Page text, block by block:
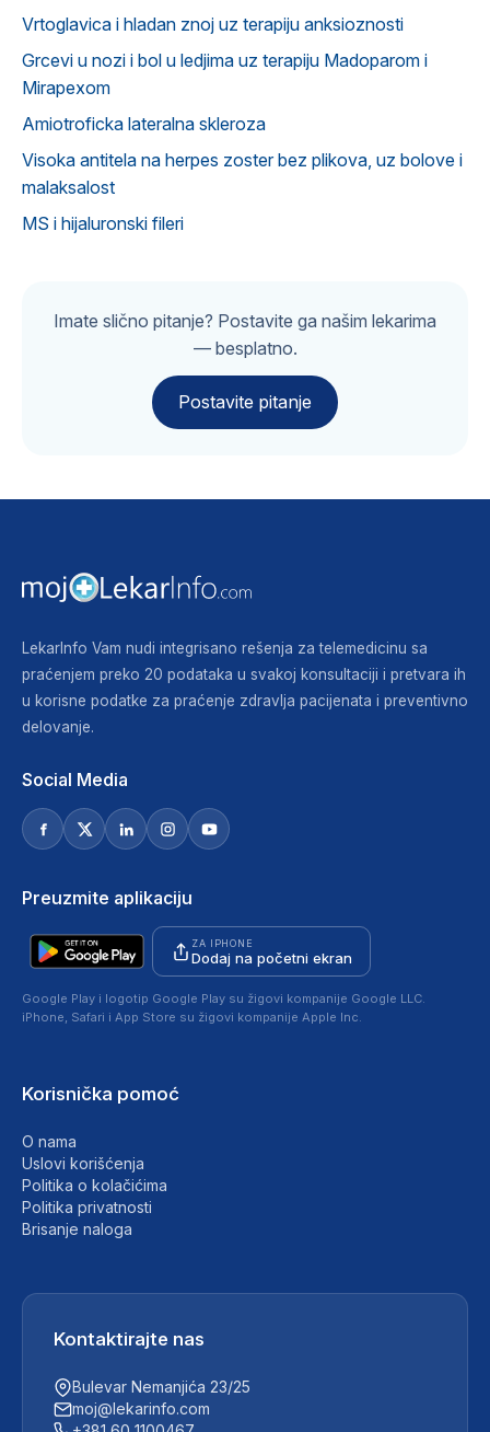
Vrtoglavica i hladan znoj uz terapiju anksioznosti
Grcevi u nozi i bol u ledjima uz terapiju Madoparom i
Mirapexom
Amiotroficka lateralna skleroza
Visoka antitela na herpes zoster bez plikova, uz bolove i
malaksalost
MS i hijaluronski fileri
Imate slično pitanje? Postavite ga našim lekarima
— besplatno.
Postavite pitanje
LekarInfo Vam nudi integrisano rešenja za telemedicinu sa
praćenjem preko 20 podataka u svakoj konsultaciji i pretvara ih
u korisne podatke za praćenje zdravlja pacijenata i preventivno
delovanje.
Social Media
Preuzmite aplikaciju
ZA IPHONE
Dodaj na početni ekran
Google Play i logotip Google Play su žigovi kompanije Google LLC.
iPhone, Safari i App Store su žigovi kompanije Apple Inc.
Korisnička pomoć
O nama
Uslovi korišćenja
Politika o kolačićima
Politika privatnosti
Brisanje naloga
Kontaktirajte nas
Bulevar Nemanjića 23/25
moj@lekarinfo.com